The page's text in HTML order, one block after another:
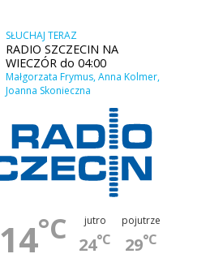
SŁUCHAJ TERAZ
RADIO SZCZECIN NA
WIECZÓR do 04:00
Małgorzata Frymus, Anna Kolmer,
Joanna Skonieczna
14°C jutro
24°C
pojutrze
29°C